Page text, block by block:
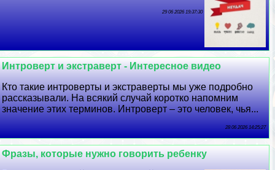
29 06 2026 19:37:30
Интроверт и экстраверт - Интересное видео
Кто такие интроверты и экстраверты мы уже подробно
рассказывали. На всякий случай коротко напомним
значение этих терминов. Интроверт – это человек, чья...
28 06 2026 14:25:27
Фразы, которые нужно говорить ребенку